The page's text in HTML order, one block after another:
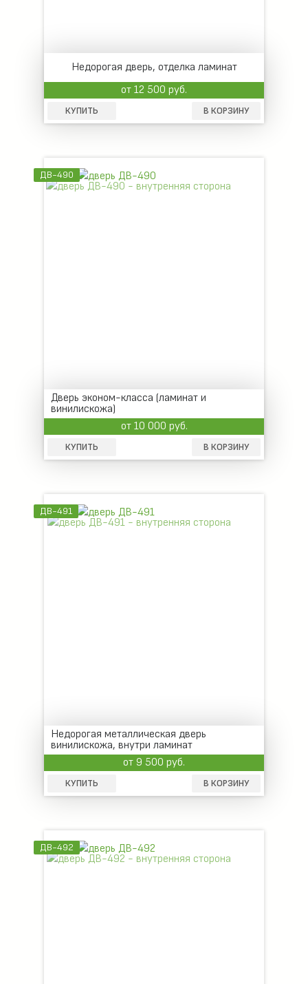
Недорогая дверь, отделка ламинат
от 12 500 руб.
КУПИТЬ В КОРЗИНУ
ДВ-490
Дверь эконом-класса (ламинат и
винилискожа)
от 10 000 руб.
КУПИТЬ В КОРЗИНУ
ДВ-491
Недорогая металлическая дверь
винилискожа, внутри ламинат
от 9 500 руб.
КУПИТЬ В КОРЗИНУ
ДВ-492